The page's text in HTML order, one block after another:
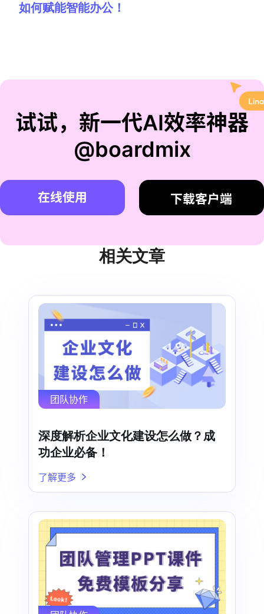
如何赋能智能办公！
试试，新一代AI效率神器
@boardmix
在线使用 下载客户端
相关文章
团队协作
深度解析企业文化建设怎么做？成
功企业必备！
了解更多